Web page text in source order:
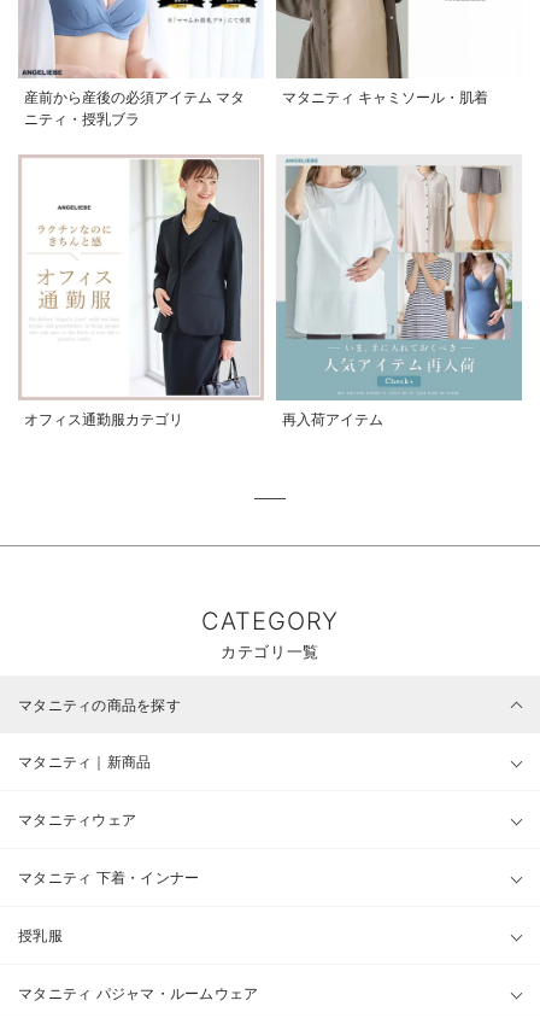
産前から産後の必須アイテム マタ
ニティ・授乳ブラ
マタニティ キャミソール・肌着
オフィス通勤服カテゴリ 再入荷アイテム
CATEGORY
カテゴリ一覧
マタニティの商品を探す
マタニティ｜新商品
マタニティウェア
マタニティ 下着・インナー
授乳服
マタニティ パジャマ・ルームウェア